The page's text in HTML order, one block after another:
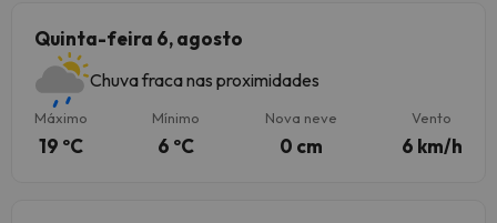
Quinta-feira 6, agosto
Chuva fraca nas proximidades
Máximo
19 ºC
Mínimo
6 ºC
Nova neve
0 cm
Vento
6 km/h